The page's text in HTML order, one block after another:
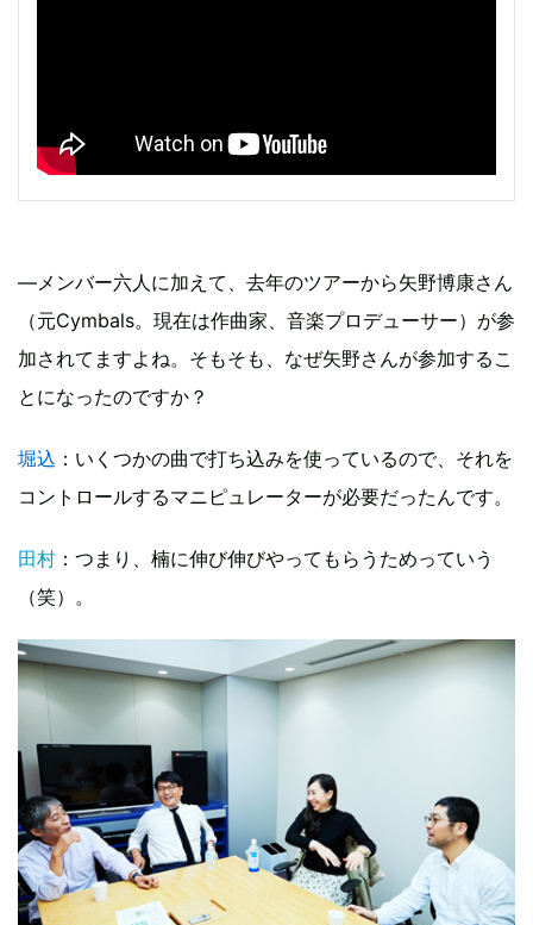
―メンバー六人に加えて、去年のツアーから矢野博康さん
（元Cymbals。現在は作曲家、音楽プロデューサー）が参
加されてますよね。そもそも、なぜ矢野さんが参加するこ
とになったのですか？
堀込 ：いくつかの曲で打ち込みを使っているので、それを
コントロールするマニピュレーターが必要だったんです。
田村 ：つまり、楠に伸び伸びやってもらうためっていう
（笑）。